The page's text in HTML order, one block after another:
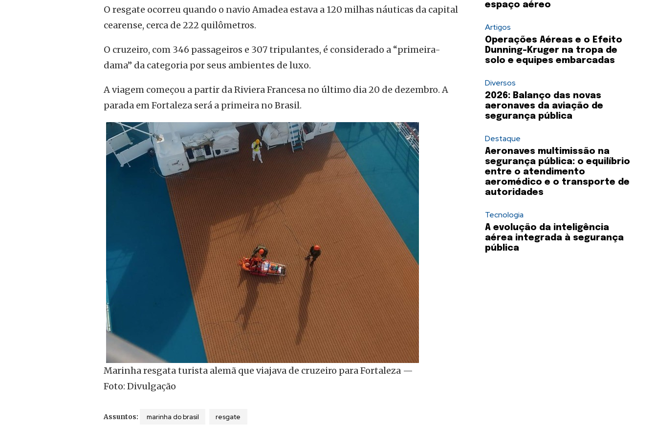
O resgate ocorreu quando o navio Amadea estava a 120 milhas náuticas da capital
cearense, cerca de 222 quilômetros.
O cruzeiro, com 346 passageiros e 307 tripulantes, é considerado a “primeira-
dama” da categoria por seus ambientes de luxo.
A viagem começou a partir da Riviera Francesa no último dia 20 de dezembro. A
parada em Fortaleza será a primeira no Brasil.
Marinha resgata turista alemã que viajava de cruzeiro para Fortaleza —
Foto: Divulgação
Assuntos: marinha do brasil resgate
espaço aéreo
Artigos
Operações Aéreas e o Efeito
Dunning-Kruger na tropa de
solo e equipes embarcadas
Diversos
2026: Balanço das novas
aeronaves da aviação de
segurança pública
Destaque
Aeronaves multimissão na
segurança pública: o equilíbrio
entre o atendimento
aeromédico e o transporte de
autoridades
Tecnologia
A evolução da inteligência
aérea integrada à segurança
pública